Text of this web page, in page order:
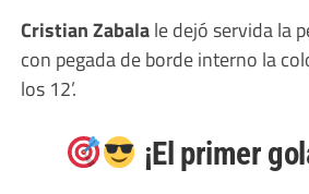
Cristian Zabalale dejó servida la
con pegada de borde interno la
los 12’.
¡El primer